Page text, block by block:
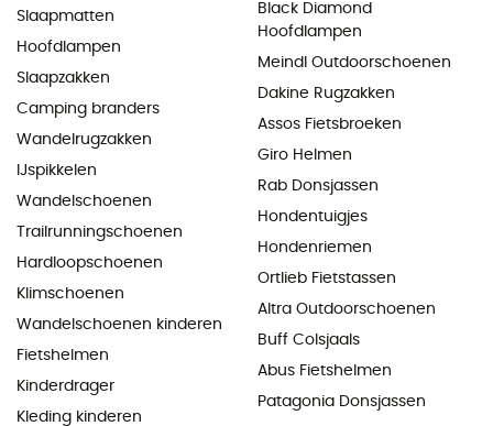
Slaapmatten
Hoofdlampen
Slaapzakken
Camping branders
Wandelrugzakken
IJspikkelen
Wandelschoenen
Trailrunningschoenen
Hardloopschoenen
Klimschoenen
Wandelschoenen kinderen
Fietshelmen
Kinderdrager
Kleding kinderen
Black Diamond
Hoofdlampen
Meindl Outdoorschoenen
Dakine Rugzakken
Assos Fietsbroeken
Giro Helmen
Rab Donsjassen
Hondentuigjes
Hondenriemen
Ortlieb Fietstassen
Altra Outdoorschoenen
Buff Colsjaals
Abus Fietshelmen
Patagonia Donsjassen